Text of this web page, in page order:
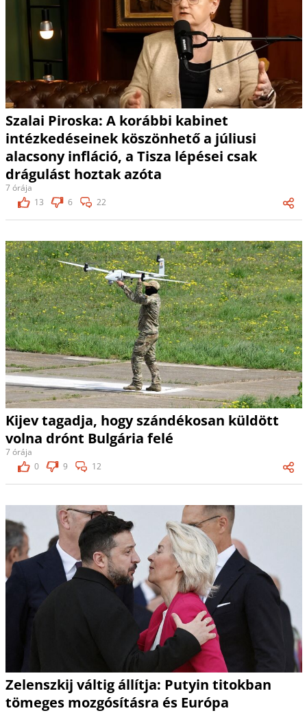
Szalai Piroska: A korábbi kabinet
intézkedéseinek köszönhető a júliusi
alacsony infláció, a Tisza lépései csak
drágulást hoztak azóta
7 órája
13
6 22
Kijev tagadja, hogy szándékosan küldött
volna drónt Bulgária felé
7 órája
0
9 12
Zelenszkij váltig állítja: Putyin titokban
tömeges mozgósításra és Európa